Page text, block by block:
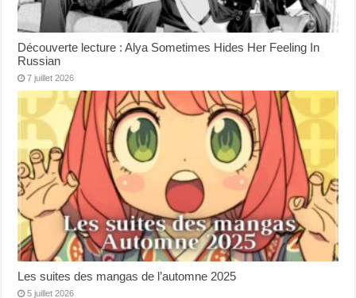
Découverte lecture : Alya Sometimes Hides Her Feeling In
Russian
7 juillet 2026
Les suites des mangas de l’automne 2025
5 juillet 2026